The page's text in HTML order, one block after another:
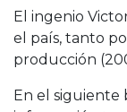
El ingenio
el país, tanto
producción
En el siguiente